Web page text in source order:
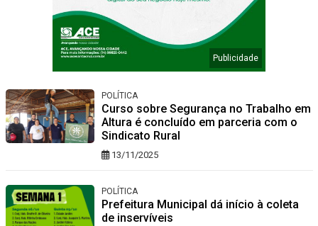
POLÍTICA
Curso sobre Segurança no Trabalho em
Altura é concluído em parceria com o
Sindicato Rural
13/11/2025
POLÍTICA
Prefeitura Municipal dá início à coleta
de inservíveis